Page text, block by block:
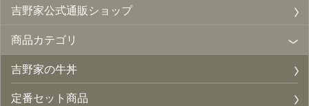
吉野家公式通販ショップ
商品カテゴリ
吉野家の牛丼
定番セット商品